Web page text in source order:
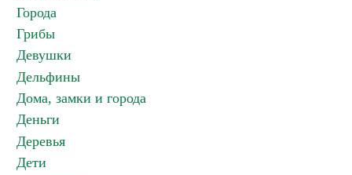
Города
Грибы
Девушки
Дельфины
Дома, замки и города
Деньги
Деревья
Дети